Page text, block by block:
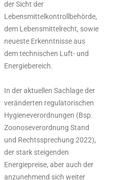
der Sicht der
Lebensmittelkontrollbehörde,
dem Lebensmittelrecht, sowie
neueste Erkenntnisse aus
dem technischen Luft- und
Energiebereich.
In der aktuellen Sachlage der
veränderten regulatorischen
Hygieneverordnungen (Bsp.
Zoonoseverordnung Stand
und Rechtssprechung 2022),
der stark steigenden
Energiepreise, aber auch der
anzunehmend sich weiter